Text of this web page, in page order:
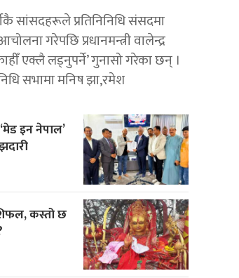
सांसदहरूले प्रतिनिनिधि संसदमा
गरेपछि प्रधानमन्त्री वालेन्द्र
एक्लै लड्नुपर्ने’ गुनासो गरेका छन् ।
सभामा मनिष झा,रमेश
इन नेपाल’
कस्तो छ